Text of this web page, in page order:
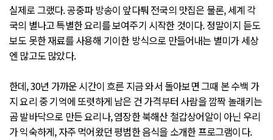
실제로 그랬다. 공중파 방송이 앞다퉈 전국의 맛집은 물론, 세계 각
국의 별나고 특별한 요리를 보여주기 시작한 것이다. 정말이지 듣도
보도 못한 재료를 사용해 기이한 방식으로 만들어내는 별미가 세상
엔 많고도 많았다.
한데, 30년 가까운 시간이 흐른 지금 와서 돌아보면 그때 본 수백 가
지 요리 중 기억에 또렷하게 남은 건 가격부터 사람을 깜짝 놀래키는
곰 발바닥으로 만든 요리나, 염장한 북해산 철갑상어알이 아닌 우리
가 익숙하게, 자주 먹어왔던 평범한 음식을 소개한 프로그램이다.